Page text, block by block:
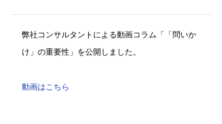
弊社コンサルタントによる動画コラム「「問いか
け」の重要性」を公開しました。
動画はこちら